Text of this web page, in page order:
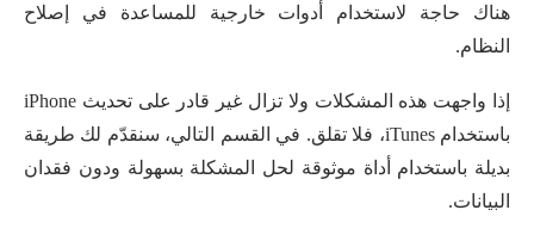
هناك حاجة لاستخدام أدوات خارجية للمساعدة في إصلاح
النظام.
إذا واجهت هذه المشكلات ولا تزال غير قادر على تحديث iPhone
باستخدام iTunes، فلا تقلق. في القسم التالي، سنقدّم لك طريقة
بديلة باستخدام أداة موثوقة لحل المشكلة بسهولة ودون فقدان
البيانات.